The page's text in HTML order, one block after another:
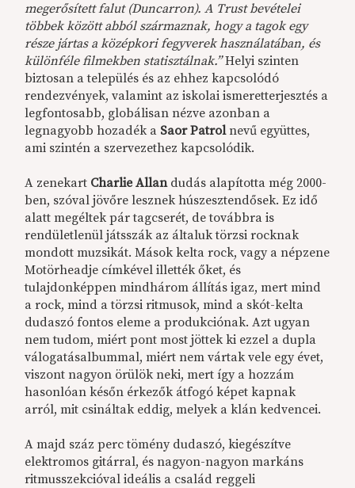
megerősített falut (Duncarron). A Trust bevételei
többek között abból származnak, hogy a tagok egy
része jártas a középkori fegyverek használatában, és
különféle filmekben statisztálnak.”Helyi szinten
biztosan a település és az ehhez kapcsolódó
rendezvények, valamint az iskolai ismeretterjesztés a
legfontosabb, globálisan nézve azonban a
legnagyobb hozadék a Saor Patrolnevű együttes,
ami szintén a szervezethez kapcsolódik.
A zenekart Charlie Allandudás alapította még 2000-
ben, szóval jövőre lesznek húszesztendősek. Ez idő
alatt megéltek pár tagcserét, de továbbra is
rendületlenül játsszák az általuk törzsi rocknak
mondott muzsikát. Mások kelta rock, vagy a népzene
Motörheadje címkével illették őket, és
tulajdonképpen mindhárom állítás igaz, mert mind
a rock, mind a törzsi ritmusok, mind a skót-kelta
dudaszó fontos eleme a produkciónak. Azt ugyan
nem tudom, miért pont most jöttek ki ezzel a dupla
válogatásalbummal, miért nem vártak vele egy évet,
viszont nagyon örülök neki, mert így a hozzám
hasonlóan későn érkezők átfogó képet kapnak
arról, mit csináltak eddig, melyek a klán kedvencei.
A majd száz perc tömény dudaszó, kiegészítve
elektromos gitárral, és nagyon-nagyon markáns
ritmusszekcióval ideális a család reggeli